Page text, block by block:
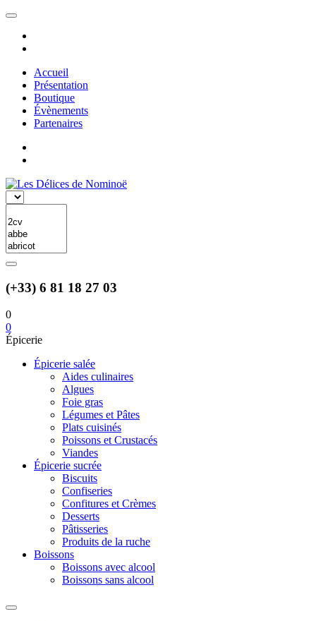
Accueil
Présentation
Boutique
Évènements
Partenaires
(+33) 6 81 18 27 03
0
0
Épicerie
Épicerie salée
Aides culinaires
Algues
Foie gras
Légumes et Pâtes
Plats cuisinés
Poissons et Crustacés
Viandes
Épicerie sucrée
Biscuits
Confiseries
Confitures et Crèmes
Desserts
Pâtisseries
Produits de la ruche
Boissons
Boissons avec alcool
Boissons sans alcool